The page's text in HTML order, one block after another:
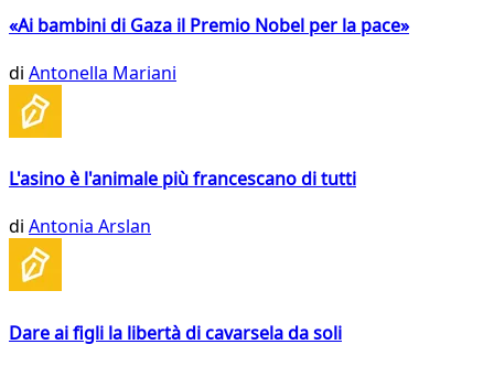
«Ai bambini di Gaza il Premio Nobel per la pace»
di Antonella Mariani
L'asino è l'animale più francescano di tutti
di Antonia Arslan
Dare ai figli la libertà di cavarsela da soli